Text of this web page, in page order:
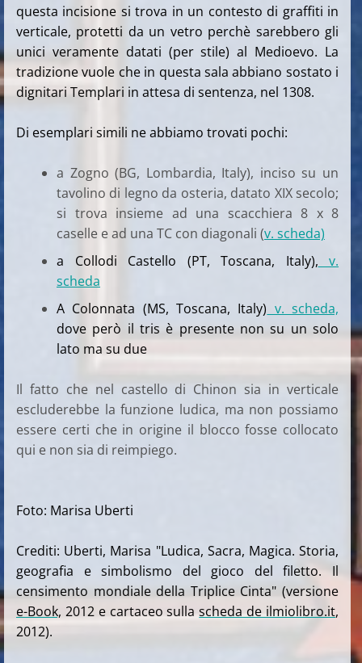
questa incisione si trova in un contesto di graffiti in
verticale, protetti da un vetro perchè sarebbero gli
unici veramente datati (per stile) al Medioevo. La
tradizione vuole che in questa sala abbiano sostato i
dignitari Templari in attesa di sentenza, nel 1308.
Di esemplari simili ne abbiamo trovati pochi:
a Zogno (BG, Lombardia, Italy), inciso su un
tavolino di legno da osteria, datato XIX secolo;
si trova insieme ad una scacchiera 8 x 8
caselle e ad una TC con diagonali (v. scheda)
a Collodi Castello (PT, Toscana, Italy), v.
scheda
A Colonnata (MS, Toscana, Italy) v. scheda,
dove però il tris è presente non su un solo
lato ma su due
Il fatto che nel castello di Chinon sia in verticale
escluderebbe la funzione ludica, ma non possiamo
essere certi che in origine il blocco fosse collocato
qui e non sia di reimpiego.
Foto: Marisa Uberti
Crediti: Uberti, Marisa "Ludica, Sacra, Magica. Storia,
geografia e simbolismo del gioco del filetto. Il
censimento mondiale della Triplice Cinta" (versione
e-Book, 2012 e cartaceo sullascheda de ilmiolibro.it,
2012).